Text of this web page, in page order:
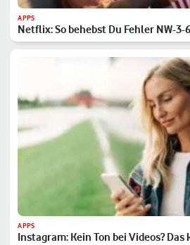
APPS
Netflix: So behebst Du Fehler NW-3-6
APPS
Instagram: Kein Ton bei Videos?